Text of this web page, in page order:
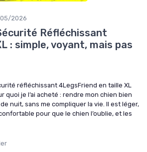
2026
Réfléchissant
: simple, voyant, mais pas
réfléchissant 4LegsFriend en taille XL
quoi je l’ai acheté : rendre mon chien bien
nuit, sans me compliquer la vie. Il est léger,
pour que le chien l’oublie, et les